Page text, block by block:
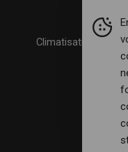
Climatisation et